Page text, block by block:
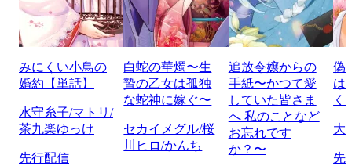
みにくい小鳥の
婚約【単話】
水守糸子/マトリ/
茶九楽ゆっけ
先行配信
白蛇の華燭〜生
贄の乙女は孤独
な蛇神に嫁ぐ〜
セカイメグル/桜
川ヒロ/かんち
追放令嬢からの
手紙〜かつて愛
していた皆さま
へ 私のことなど
お忘れです
か？〜
偽
は
く
大
先